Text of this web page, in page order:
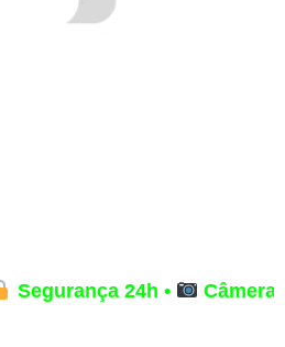
Segurança 24h • Câmeras